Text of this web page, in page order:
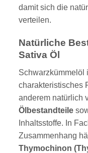
damit sich die
verteilen.
Natürliche
Sativa Öl
Schwarzkümmelöl
charakteristisches
anderem natürlich
Ölbestandteile
Inhaltsstoffe. In
Zusammenhang
Thymochinon